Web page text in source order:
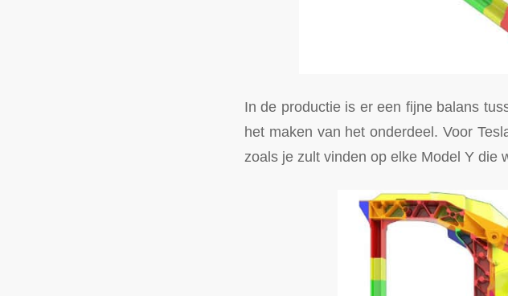
In de productie is er een fijne balans
het maken van het onderdeel. Voor
zoals je zult vinden op elke Model Y die